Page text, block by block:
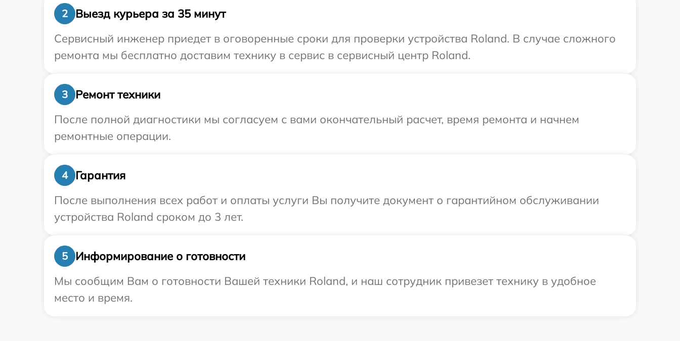
2
Выезд курьера за 35 минут
Сервисный инженер приедет в оговоренные сроки для проверки устройства Roland. В случае сложного
ремонта мы бесплатно доставим технику в сервис в сервисный центр Roland.
3
Ремонт техники
После полной диагностики мы согласуем с вами окончательный расчет, время ремонта и начнем
ремонтные операции.
4
Гарантия
После выполнения всех работ и оплаты услуги Вы получите документ о гарантийном обслуживании
устройства Roland сроком до 3 лет.
5
Информирование о готовности
Мы сообщим Вам о готовности Вашей техники Roland, и наш сотрудник привезет технику в удобное
место и время.